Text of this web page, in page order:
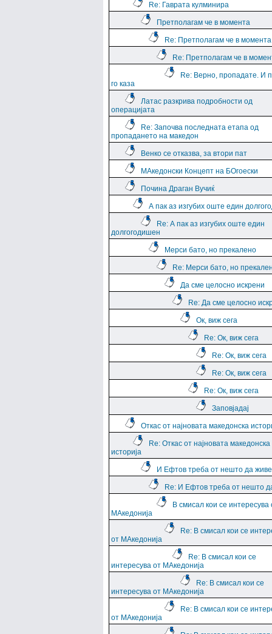
Re: Гаврата кулминира
Претполагам че в момента
Re: Претполагам че в момента
Re: Претполагам че в
Re: Верно, пропадате. И
го каза
Латас разкрива подробности од
операцијата
Re: Започва последната етапа од
пропадането на македон
Венко се отказва, за втори пат
МАкедонски Концепт на БОгоески
Почина Драган Вучиќ
А пак аз изгубих оште един
Re: А пак аз изгубих оште един
долгогодишен
Мерси бато, но прекалено
Re: Мерси бато, но
Да сме целосно искрени
Re: Да сме целосно
Ок, виж сега
Re: Ок, виж сега
Re: Ок, виж сега
Re: Ок, виж сега
Re: Ок, виж сега
Заповјадај
Откас от најновата македонска
Re: Откас от најновата македонска
историја
И Ефтов треба от нешто да
Re: И Ефтов треба от нешто
В смисал кои се интересува
МАкедонија
Re: В смисал кои се
от МАкедонија
Re: В смисал кои се
интересува от МАкедонија
Re: В смисал кои се
интересува от МАкедонија
Re: В смисал кои се
от МАкедонија